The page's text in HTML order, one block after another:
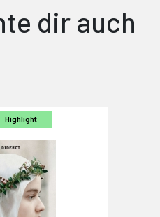
dir auch
Highlight